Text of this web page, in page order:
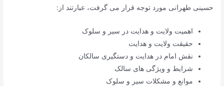
حسینی طهرانی مورد توجه قرار می گرفت، عبارتند از:
اهمیت ولایت و هدایت در سیر و سلوک
حقیقت ولایت و هدایت
نقش امام در هدایت و دستگیری سالکان
شرایط و ویژگی های سالک
موانع و مشکلات سیر و سلوک